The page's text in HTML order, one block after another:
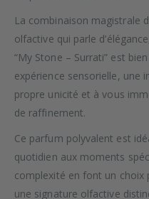
La combinaison magistrale
olfactive qui parle
“My Stone – Surrati” est
expérience sensorielle, une
propre unicité et à vous
de raffinement.
Ce parfum polyvalent est
quotidien aux moments
complexité en font un choix
une signature olfactive